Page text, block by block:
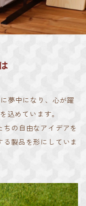
夢中になり、心が躍
込めています。
の自由なアイデアを
製品を形にしていま